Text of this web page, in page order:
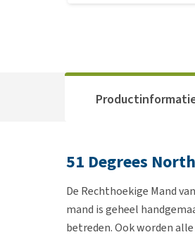
51 Degrees
De Rechthoekige Mand van
mand is geheel
betreden. Ook worden